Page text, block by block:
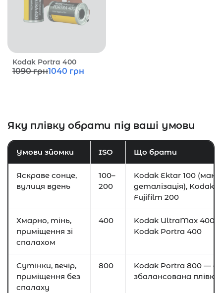
Kodak Portra 400
1090грн1040 грн
Яку плівку обрати під ваші умови
Умови зйомки ISO Що брати
Яскраве сонце,
вулиця вдень
100–
200
Kodak Ektar 100
деталізація), Kodak
Fujifilm 200
Хмарно, тінь,
приміщення зі
спалахом
400
Kodak UltraMax 400,
Kodak Portra 400
Сутінки, вечір,
приміщення без
спалаху
800
Kodak Portra 800 —
збалансована плівка